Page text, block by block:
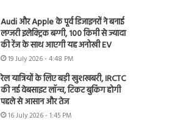
Audi और Apple के पूर्व डिजाइनरों ने बनाई
लग्जरी इलेक्ट्रिक बग्गी, 100 किमी से ज्यादा
की रेंज के साथ आएगी यह अनोखी EV
19 July 2026 - 4:48 PM
रेल यात्रियों के लिए बड़ी खुशखबरी, IRCTC
की नई वेबसाइट लॉन्च, टिकट बुकिंग होगी
पहले से आसान और तेज
16 July 2026 - 1:45 PM